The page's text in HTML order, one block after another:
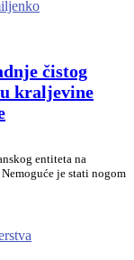
čistog
kraljevine
entiteta na
je stati nogom